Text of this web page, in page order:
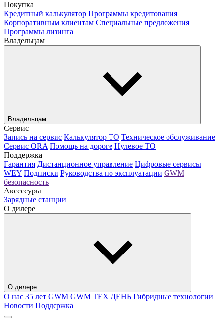
Покупка
Кредитный калькулятор Программы кредитования
Корпоративным клиентам Специальные предложения
Программы лизинга
Владельцам
Владельцам
Сервис
Запись на сервис Калькулятор ТО Техническое обслуживание
Сервис ORA Помощь на дороге Нулевое ТО
Поддержка
Гарантия Дистанционное управление Цифровые сервисы
WEY Подписки Руководства по эксплуатации GWM
безопасность
Аксессуры
Зарядные станции
О дилере
О дилере
О нас 35 лет GWM GWM ТЕХ ДЕНЬ Гибридные технологии
Новости Поддержка